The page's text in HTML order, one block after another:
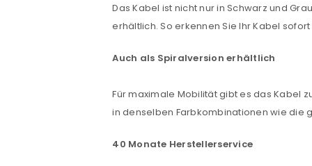
Das Kabel ist nicht nur in Schwarz und
erhältlich. So erkennen Sie Ihr Kabel
Auch als Spiralversion erhältlich
Für maximale Mobilität gibt es das Kabel
in denselben Farbkombinationen wie die
40 Monate Herstellerservice